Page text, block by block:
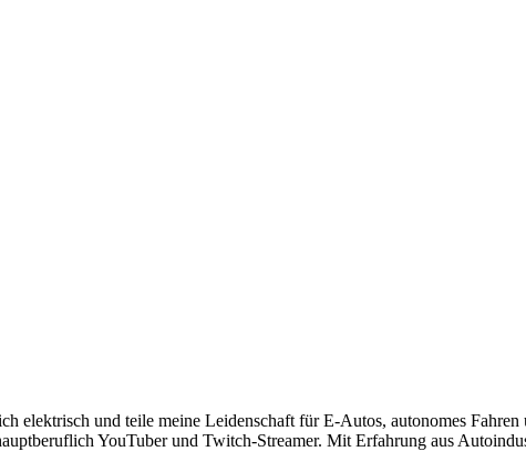
elektrisch und teile meine Leidenschaft für E-Autos, autonomes
YouTuber und Twitch-Streamer. Mit Erfahrung aus